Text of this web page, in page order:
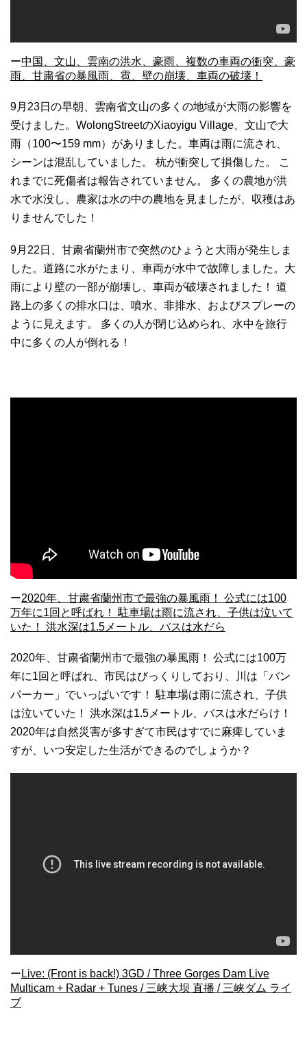
ー中国、文山、雲南の洪水、豪雨、複数の車両の衝突、豪
雨、甘粛省の暴風雨、雹、壁の崩壊、車両の破壊！
9月23日の早朝、雲南省文山の多くの地域が大雨の影響を
受けました。WolongStreetのXiaoyigu Village、文山で大
雨（100〜159 mm）がありました。車両は雨に流され、
シーンは混乱していました。 杭が衝突して損傷した。 こ
れまでに死傷者は報告されていません。 多くの農地が洪
水で水没し、農家は水の中の農地を見ましたが、収穫はあ
りませんでした！
9月22日、甘粛省蘭州市で突然のひょうと大雨が発生しま
した。道路に水がたまり、車両が水中で故障しました。大
雨により壁の一部が崩壊し、車両が破壊されました！ 道
路上の多くの排水口は、噴水、非排水、およびスプレーの
ように見えます。 多くの人が閉じ込められ、水中を旅行
中に多くの人が倒れる！
ー2020年、甘粛省蘭州市で最強の暴風雨！ 公式には100
万年に1回と呼ばれ！ 駐車場は雨に流され、子供は泣いて
いた！ 洪水深は1.5メートル、バスは水だら
2020年、甘粛省蘭州市で最強の暴風雨！ 公式には100万
年に1回と呼ばれ、市民はびっくりしており、川は「バン
パーカー」でいっぱいです！ 駐車場は雨に流され、子供
は泣いていた！ 洪水深は1.5メートル、バスは水だらけ！
2020年は自然災害が多すぎて市民はすでに麻痺していま
すが、いつ安定した生活ができるのでしょうか？
ー Live: (Front is back!) 3GD / Three Gorges Dam Live
Multicam + Radar + Tunes / 三峡大坝 直播 / 三峡ダム ライ
ブ